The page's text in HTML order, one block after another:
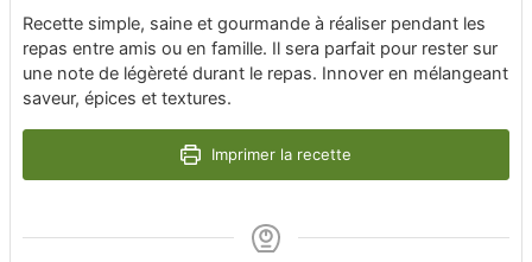
Recette simple, saine et gourmande à réaliser pendant les
repas entre amis ou en famille. Il sera parfait pour rester sur
une note de légèreté durant le repas. Innover en mélangeant
saveur, épices et textures.
Imprimer la recette